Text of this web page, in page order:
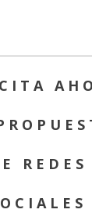
REDES